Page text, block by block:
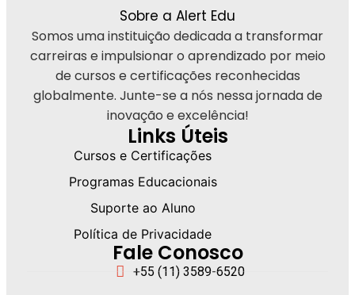
Sobre a Alert Edu
Somos uma instituição dedicada a transformar
carreiras e impulsionar o aprendizado por meio
de cursos e certificações reconhecidas
globalmente. Junte-se a nós nessa jornada de
inovação e excelência!
Links Úteis
Cursos e Certificações
Programas Educacionais
Suporte ao Aluno
Política de Privacidade
Fale Conosco
+55 (11) 3589-6520